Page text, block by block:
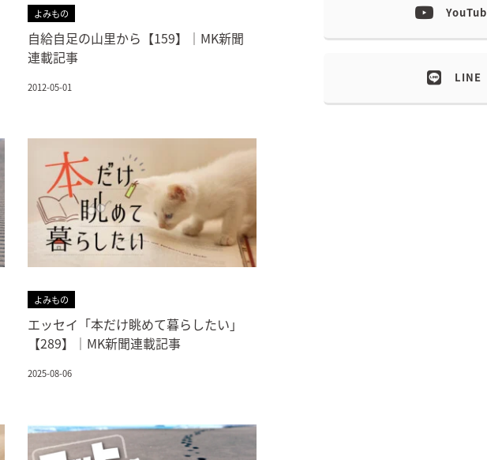
よみもの
自給自足の山里から【159】｜MK新聞
連載記事
2012-05-01
よみもの
エッセイ「本だけ眺めて暮らしたい」
【289】｜MK新聞連載記事
2025-08-06
LINE